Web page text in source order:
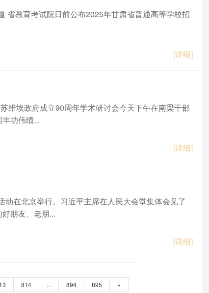
教育考试院日前公布2025年甘肃省普通高等学校招
[详细]
维埃政府成立90周年学术研讨会今天下午在南梁干部
功伟绩...
[详细]
动在北京举行。习近平主席在人民大会堂集体会见了
朋友、老朋...
[详细]
814 ... 894 895 »